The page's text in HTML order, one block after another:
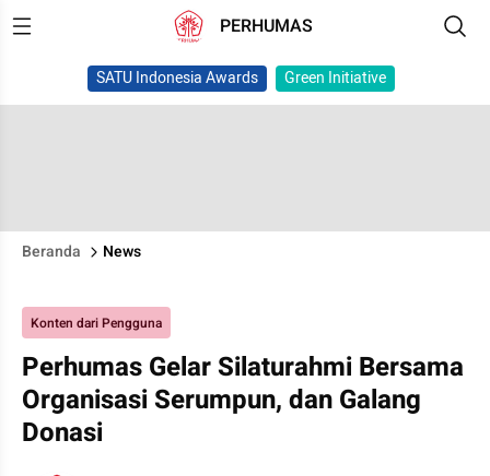
PERHUMAS
SATU Indonesia Awards Green Initiative
Beranda News
Konten dari Pengguna
Perhumas Gelar Silaturahmi Bersama
Organisasi Serumpun, dan Galang
Donasi